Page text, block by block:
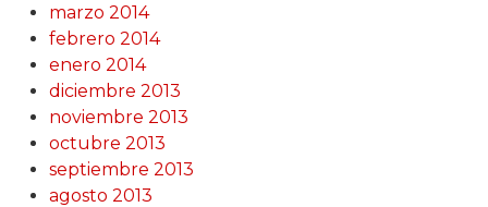
marzo 2014
febrero 2014
enero 2014
diciembre 2013
noviembre 2013
octubre 2013
septiembre 2013
agosto 2013